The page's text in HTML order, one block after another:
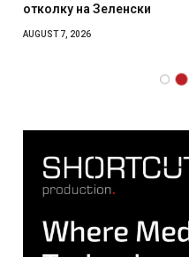
отколку на Зеленски
AUGUST 7, 2026